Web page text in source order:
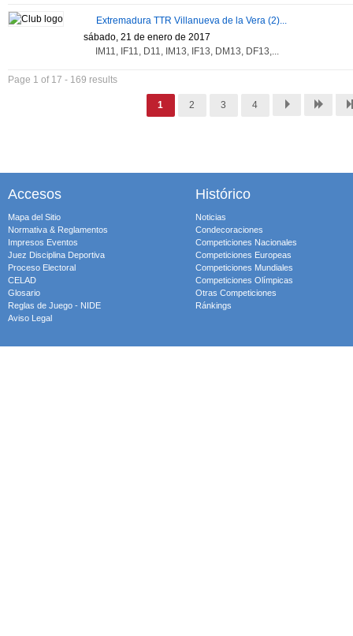
Extremadura TTR Villanueva de la Vera (2)...
sábado, 21 de enero de 2017
IM11, IF11, D11, IM13, IF13, DM13, DF13,...
Page 1 of 17 - 169 results
1 2 3 4
Last
Accesos
Mapa del Sitio
Normativa & Reglamentos
Impresos Eventos
Juez Disciplina Deportiva
Proceso Electoral
CELAD
Glosario
Reglas de Juego - NIDE
Aviso Legal
Histórico
Noticias
Condecoraciones
Competiciones Nacionales
Competiciones Europeas
Competiciones Mundiales
Competiciones Olímpicas
Otras Competiciones
Ránkings